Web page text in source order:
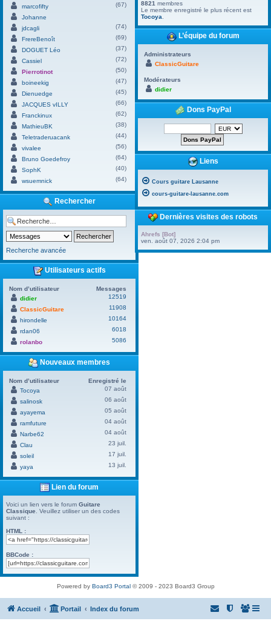
marcofifty
(67)
Johanne
jdcagli
(74)
FrereBenoît
(69)
DOGUET Léo
(37)
Cassiel
(72)
Pierrotinot
(50)
boineekig
(47)
Dienuedge
(45)
JACQUES vILLY
(66)
Franckinux
(62)
MathieuBK
(38)
Teletraderuacank
(44)
vivalee
(56)
Bruno Goedefroy
(64)
SophK
(40)
wsuemnick
(64)
Rechercher
Recherche avancée
Utilisateurs actifs
Nom d’utilisateur
Messages
didier
12519
ClassicGuitare
11908
hirondelle
10164
rdan06
6018
rolanbo
5086
Nouveaux membres
Nom d’utilisateur
Enregistré le
Tocoya
07 août
salinosk
06 août
ayayema
05 août
ramfuture
04 août
Narbe62
04 août
Clau
23 juil.
soleil
17 juil.
yaya
13 juil.
Lien du forum
Voici un lien vers le forum Guitare
Classique . Veuillez utiliser un des codes
suivant :
HTML :
BBCode :
8821 membres
Le membre enregistré le plus récent est
Tocoya
L’équipe du forum
Administrateurs
ClassicGuitare
Modérateurs
didier
Dons PayPal
Liens
Cours guitare Lausanne
cours-guitare-lausanne.com
Dernières visites des robots
Ahrefs [Bot]
ven. août 07, 2026 2:04 pm
Powered by Board3 Portal© 2009 - 2023 Board3 Group
Accueil Portail Index du forum